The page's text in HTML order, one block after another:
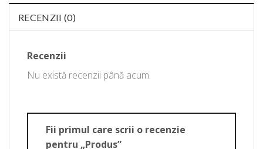
RECENZII (0)
Recenzii
Nu există recenzii până acum.
Fii primul care scrii o recenzie
pentru „Produs”